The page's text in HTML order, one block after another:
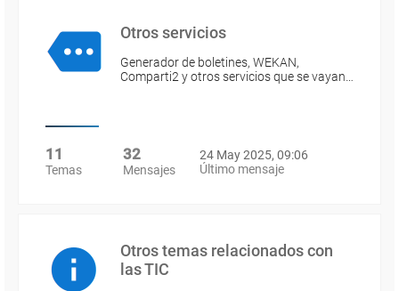
Otros servicios
Generador de boletines, WEKAN,
Comparti2 y otros servicios que se vayan…
11
Temas
32
Mensajes
24 May 2025, 09:06
Último mensaje
Otros temas relacionados con
las TIC